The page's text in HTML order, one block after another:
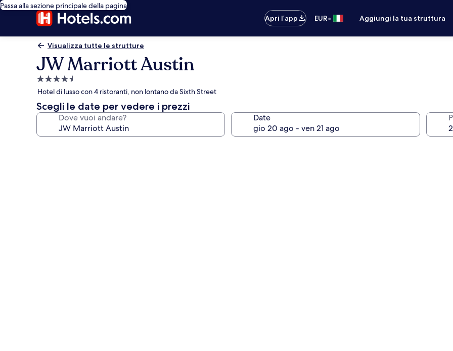
Passa alla sezione principale della pagina
Apri l’app
EUR• Aggiungi la tua struttura
Visualizza tutte le strutture
JW Marriott Austin
Struttura
a
4.5
stelle
Hotel di lusso con 4 ristoranti, non lontano da Sixth Street
Scegli le date per vedere i prezzi
Dove vuoi andare? Date